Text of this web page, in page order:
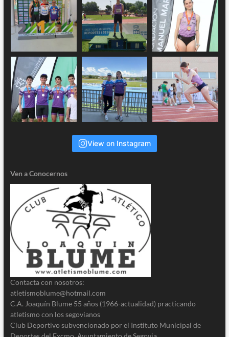
View on Instagram
Ven a Conocernos
Contacta con nosotros:
atletismoblume@hotmail.com
C.A. Joaquín Blume 55 años (1966-actualidad) practicando
atletismo con los segovianos
Club Deportivo subvencionado por el Instituto Municipal de